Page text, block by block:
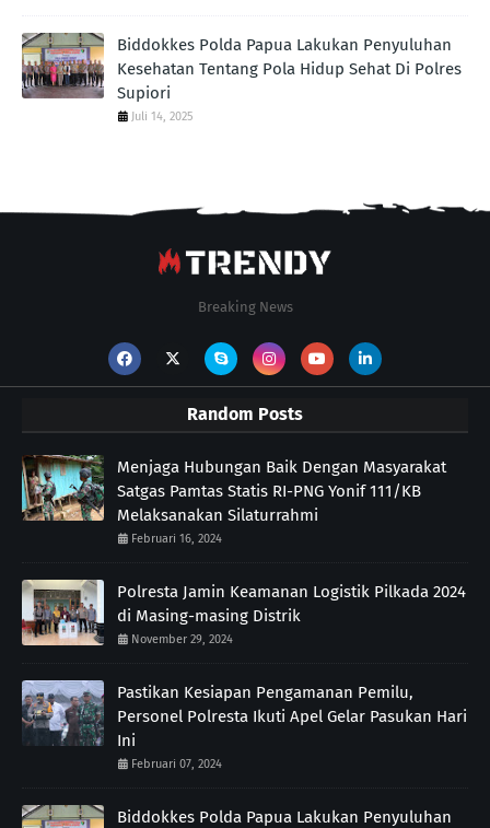
Biddokkes Polda Papua Lakukan Penyuluhan
Kesehatan Tentang Pola Hidup Sehat Di Polres
Supiori
Juli 14, 2025
Breaking News
Random Posts
Menjaga Hubungan Baik Dengan Masyarakat
Satgas Pamtas Statis RI-PNG Yonif 111/KB
Melaksanakan Silaturrahmi
Februari 16, 2024
Polresta Jamin Keamanan Logistik Pilkada 2024
di Masing-masing Distrik
November 29, 2024
Pastikan Kesiapan Pengamanan Pemilu,
Personel Polresta Ikuti Apel Gelar Pasukan Hari
Ini
Februari 07, 2024
Biddokkes Polda Papua Lakukan Penyuluhan